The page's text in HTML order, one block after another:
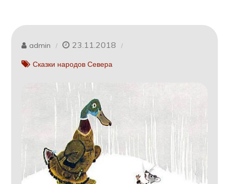
admin 23.11.2018
Сказки народов Севера